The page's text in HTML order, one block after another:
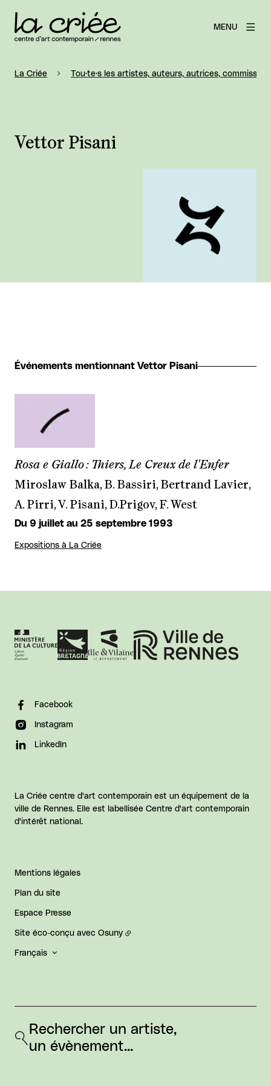
MENU
La Criée Tou·te·s les artistes, auteurs, autrices,
Vettor Pisani
Événements mentionnant Vettor Pisani
Rosa e Giallo : Thiers, Le Creux de l'Enfer
Miroslaw Balka, B. Bassiri, Bertrand Lavier,
A. Pirri, V. Pisani, D.Prigov, F. West
Du 9 juillet au 25 septembre 1993
Expositions à La Criée
Facebook
Instagram
LinkedIn
La Criée centre d'art contemporain est un équipement de la
ville de Rennes. Elle est labellisée Centre d'art contemporain
d'intérêt national.
Mentions légales
Plan du site
Espace Presse
Site éco-conçu avec Osuny
Français
Rechercher un artiste,
un évènement...